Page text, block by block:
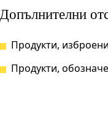
Допълнителни
Продукти,
Продукти,